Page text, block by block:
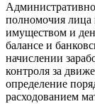
полномочия
имуществом и
балансе и
начислении
контроля за
определение
расходованием